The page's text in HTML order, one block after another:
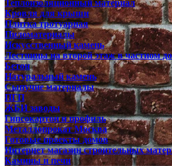
Теплоизоляционный материал
Кровля для крыши
Плитка тротуарная
Пиломатериалы
Искусственный камень
Лестницы на второй этаж в частном
Бетон
Натуральный камень
Сыпучие материалы
ПГП
ЖБИ заводы
Гипсокартон и профиль
Металлопрокат Москва
Готовые проекты домов
Интернет магазин строительных
Камины и печи